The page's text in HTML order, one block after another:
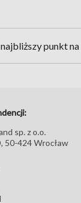
punkt
sp. z o.o.
50-424 Wrocław